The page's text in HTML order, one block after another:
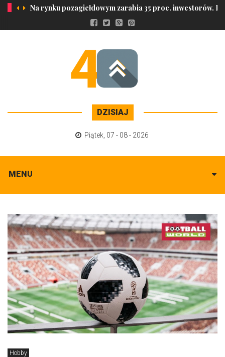
Na rynku pozagiełdowym zarabia 35 proc. inwestorów.
DZISIAJ
Piątek 07 - 08 - 2026
MENU
Hobby